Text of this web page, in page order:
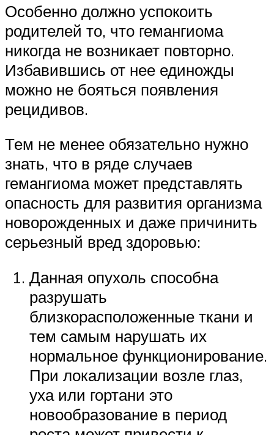
Особенно должно успокоить
родителей то, что гемангиома
никогда не возникает повторно.
Избавившись от нее единожды
можно не бояться появления
рецидивов.
Тем не менее обязательно нужно
знать, что в ряде случаев
гемангиома может представлять
опасность для развития организма
новорожденных и даже причинить
серьезный вред здоровью:
Данная опухоль способна
разрушать
близкорасположенные ткани и
тем самым нарушать их
нормальное функционирование.
При локализации возле глаз,
уха или гортани это
новообразование в период